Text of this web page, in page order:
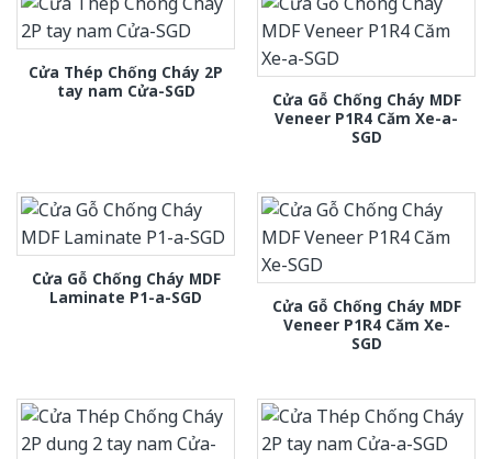
Cửa Thép Chống Cháy 2P
tay nam Cửa-SGD
Cửa Gỗ Chống Cháy MDF
Veneer P1R4 Căm Xe-a-
SGD
Cửa Gỗ Chống Cháy MDF
Laminate P1-a-SGD
Cửa Gỗ Chống Cháy MDF
Veneer P1R4 Căm Xe-
SGD